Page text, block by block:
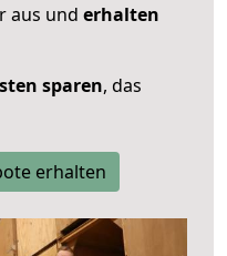
aus und erhalten
sparen, das
erhalten